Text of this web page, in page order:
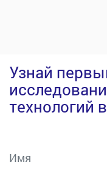
Узнай
технологий